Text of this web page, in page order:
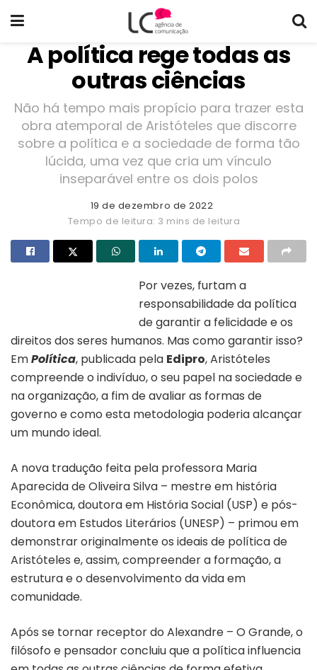
A política rege todas as
outras ciências
Não há tempo mais propício para trazer esta
obra atemporal de Aristóteles que discorre
sobre a política e a sociedade de forma tão
lúcida, uma vez que cria um vínculo
inseparável entre os dois polos
19 de dezembro de 2022
Tempo de leitura: 3 mins de leitura
Por vezes, furtam a
responsabilidade da política
de garantir a felicidade e os
direitos dos seres humanos. Mas como garantir isso?
EmPolítica, publicada pela Edipro, Aristóteles
compreende o indivíduo, o seu papel na sociedade e
na organização, a fim de avaliar as formas de
governo e como esta metodologia poderia alcançar
um mundo ideal.
A nova tradução feita pela professora Maria
Aparecida de Oliveira Silva – mestre em história
Econômica, doutora em História Social (USP) e pós-
doutora em Estudos Literários (UNESP) – primou em
demonstrar originalmente os ideais de política de
Aristóteles e, assim, compreender a formação, a
estrutura e o desenvolvimento da vida em
comunidade.
Após se tornar receptor do Alexandre – O Grande, o
filósofo e pensador concluiu que a política influencia